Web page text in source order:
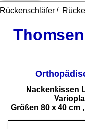
Rückenschläfer /
Nackenkissen
Größen 80 x 40 cm